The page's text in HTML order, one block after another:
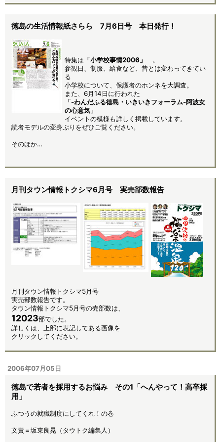
徳島の生活情報紙さらら 7月6日号 本日発行！
特集は 「小学校事情2006」
。
参観日、制服、給食など、昔とは変わってきてい
る
小学校について、保護者のホンネを大調査。
また、6月14日に行われた
「-わんだふる徳島・いきいきフォーラム-阿波女
の心意気」
イベントの模様も詳しく掲載しています。
読者モデルの変身ぶりをぜひご覧ください。
そのほか…
月刊タウン情報トクシマ6月号 実売部数報告
月刊タウン情報トクシマ5月号
実売部数報告です。
タウン情報トクシマ5月号の売部数は、
12023部でした。
詳しくは、上部に表記してある画像を
クリックしてください。
2006年07月05日
徳島で若者を採用するお悩み その1「へんやって！高卒採
用」
ふつうの就職制度にしてくれ！の巻
文責＝坂東良晃（タウトク編集人）